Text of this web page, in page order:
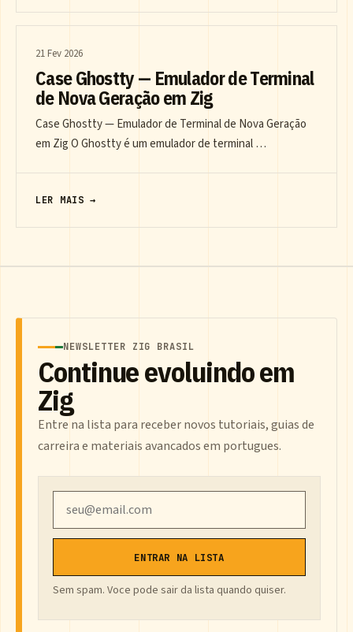
21 Fev 2026
Case Ghostty — Emulador de Terminal
de Nova Geração em Zig
Case Ghostty — Emulador de Terminal de Nova Geração
em Zig O Ghostty é um emulador de terminal …
LER MAIS →
NEWSLETTER ZIG BRASIL
Continue evoluindo em
Zig
Entre na lista para receber novos tutoriais, guias de
carreira e materiais avancados em portugues.
ENTRAR NA LISTA
Sem spam. Voce pode sair da lista quando quiser.